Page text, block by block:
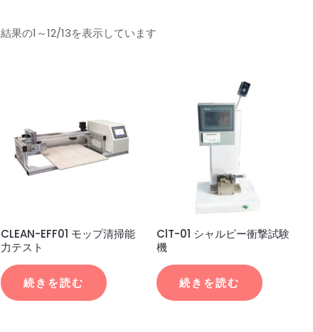
結果の1～12/13を表示しています
CLEAN-EFF01 モップ清掃能
力テスト
続きを読む
ClT-01 シャルピー衝撃試験
機
続きを読む